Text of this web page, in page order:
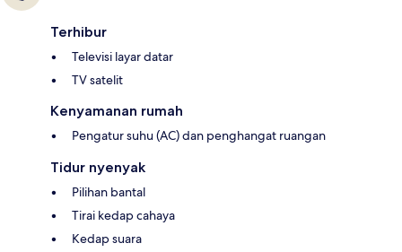
Terhibur
Televisi layar datar
TV satelit
Kenyamanan rumah
Pengatur suhu (AC) dan penghangat ruangan
Tidur nyenyak
Pilihan bantal
Tirai kedap cahaya
Kedap suara